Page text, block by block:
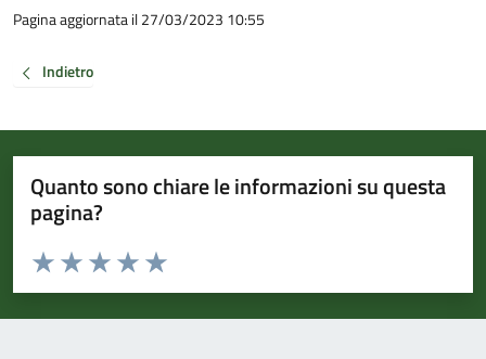
Pagina aggiornata il 27/03/2023 10:55
Indietro
Quanto sono chiare le informazioni su questa
pagina?
Valuta da 1 a 5 stelle la pagina
Valuta 5 stelle su 5
Valuta 4 stelle su 5
Valuta 3 stelle su 5
Valuta 2 stelle su 5
Valuta 1 stelle su 5